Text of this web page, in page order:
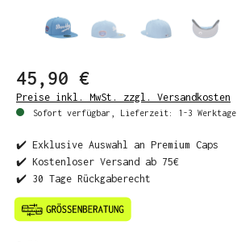
45,90 €
Preise inkl. MwSt. zzgl. Versandkosten
Sofort verfügbar, Lieferzeit: 1-3 Werktage
✔️ Exklusive Auswahl an Premium Caps
✔️ Kostenloser Versand ab 75€
✔️ 30 Tage Rückgaberecht